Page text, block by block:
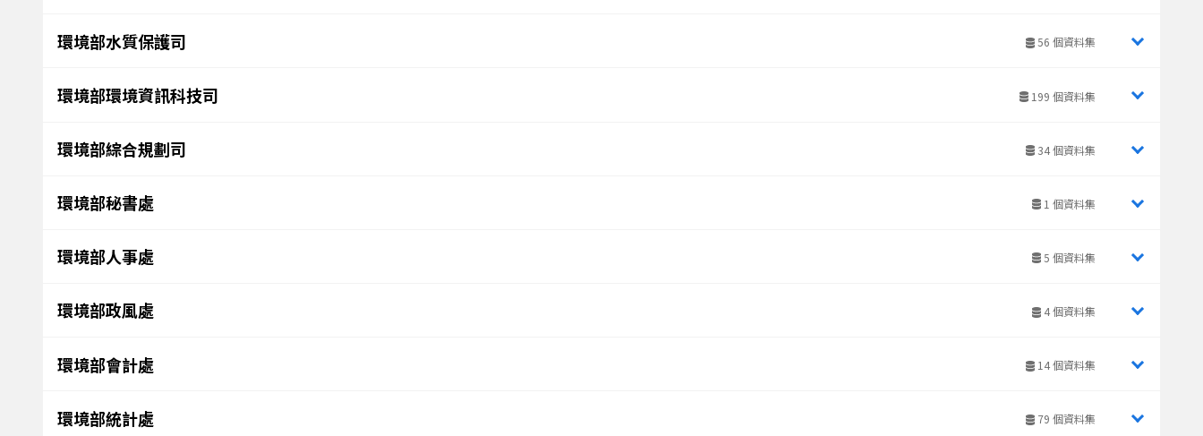
環境部水質保護司 56 個資料集
環境部環境資訊科技司 199 個資料集
環境部綜合規劃司 34 個資料集
環境部秘書處 1 個資料集
環境部人事處 5 個資料集
環境部政風處 4 個資料集
環境部會計處 14 個資料集
環境部統計處 79 個資料集